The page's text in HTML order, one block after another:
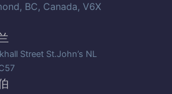
BC, Canada, V6X
Street St.John’s NL